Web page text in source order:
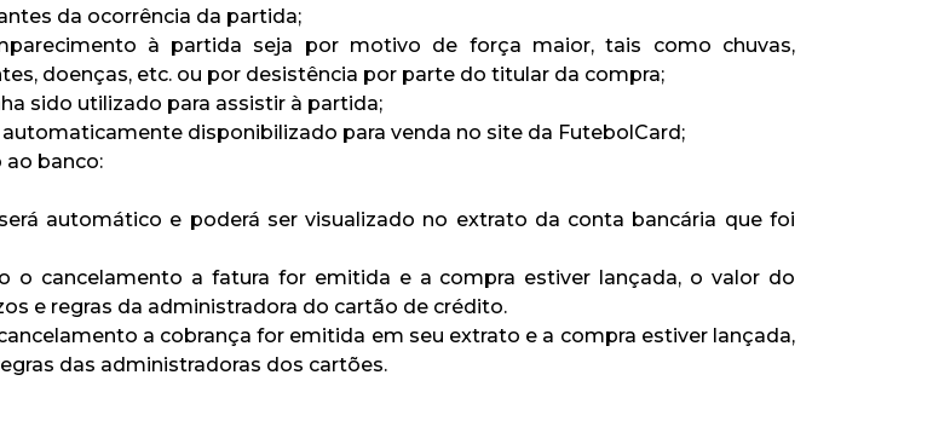
da ocorrência da partida;
à partida seja por motivo de força maior, tais como chuvas,
doenças, etc. ou por desistência por parte do titular da compra;
sido utilizado para assistir à partida;
disponibilizado para venda no site da FutebolCard;
banco:
automático e poderá ser visualizado no extrato da conta bancária que foi
cancelamento a fatura for emitida e a compra estiver lançada, o valor do
e regras da administradora do cartão de crédito.
a cobrança for emitida em seu extrato e a compra estiver lançada,
das administradoras dos cartões.